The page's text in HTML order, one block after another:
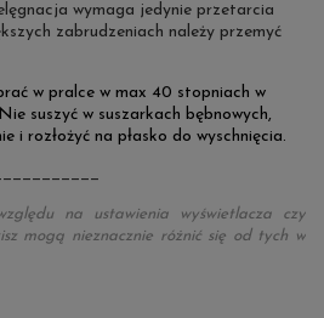
wymaga jedynie przetarcia
zabrudzeniach należy przemyć
w pralce w max 40 stopniach w
suszyć w suszarkach bębnowych,
i rozłożyć na płasko do wyschnięcia.
na ustawienia wyświetlacza czy
mogą nieznacznie różnić się od tych w